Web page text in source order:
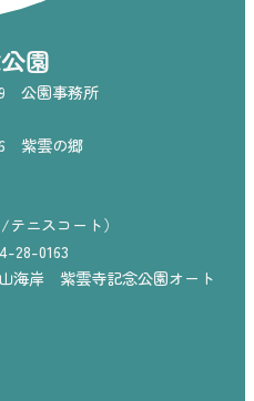
園
公園事務所
紫雲の郷
ニスコート）
28-0163
海岸 紫雲寺記念公園オート